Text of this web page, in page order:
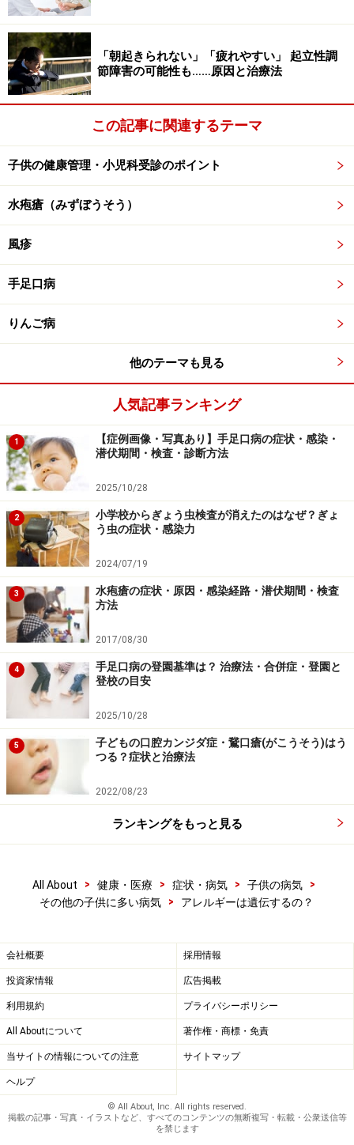
指します。つまり、アレルゲンを「吸い込む（鼻・の
ど・気管支の粘膜への接触）」、「食べる（胃腸の粘膜
への接触）」、「触る（皮膚への接触）」ことでアレル
ゲンが体内に入る状態を言います。
何回も何回も接触していてもどうもなかった人が、ある
日突然症状が出る、ということもあります。接触する回
数が多くなればなるほど、身体が学習する回数も上が
り、アレルギーを発症する確率が上がるからです。
>>次ページで調査データを紹介します>>
※記事内容は執筆時点のものです。最新の内容をご確認くださ
い。
※当サイトにおける医師・医療従事者等による情報の提供は、診
断・治療行為ではありません。診断・治療を必要とする方は、適
切な医療機関での受診をおすすめいたします。記事内容は執筆者
かなる損害についても、当社、各ガイド、その他当社と契約した
1/ 2 次のページへ
「朝起きられない」「疲れやすい」 起立性調
節障害の可能性も……原因と治療法
この記事に関連するテーマ
子供の健康管理・小児科受診のポイント
水疱瘡（みずぼうそう）
風疹
手足口病
りんご病
他のテーマも見る
人気記事ランキング
1
【症例画像・写真あり】手足口病の症状・感染・
潜伏期間・検査・診断方法
2025/10/28
2
小学校からぎょう虫検査が消えたのはなぜ？ぎょ
う虫の症状・感染力
2024/07/19
3
水疱瘡の症状・原因・感染経路・潜伏期間・検査
方法
2017/08/30
4
手足口病の登園基準は？ 治療法・合併症・登園と
登校の目安
2025/10/28
5
子どもの口腔カンジダ症・鵞口瘡(がこうそう)はう
つる？症状と治療法
2022/08/23
ランキングをもっと見る
All About > 健康・医療 > 症状・病気 > 子供の病気
>
その他の子供に多い病気
> アレルギーは遺伝するの？
会社概要 採用情報
投資家情報 広告掲載
利用規約 プライバシーポリシー
All Aboutについて 著作権・商標・免責
当サイトの情報についての注意 サイトマップ
ヘルプ
© All About, Inc. All rights reserved.
掲載の記事・写真・イラストなど、すべてのコンテンツの無断複写・転載・公衆送信等
を禁じます